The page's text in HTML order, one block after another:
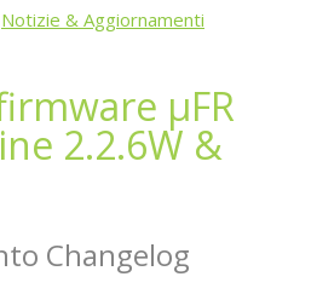
Notizie & Aggiornamenti
μFR
2.2.6W &
Changelog